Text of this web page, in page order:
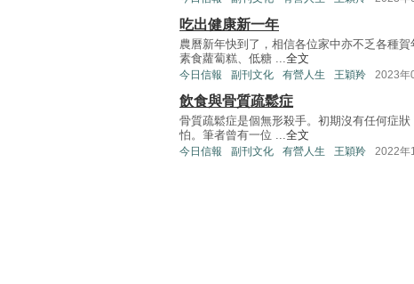
吃出健康新一年
農曆新年快到了，相信各位家中亦不乏各種
素食蘿蔔糕、低糖 ...全文
今日信報 副刊文化 有營人生 王穎羚 2023年
飲食與骨質疏鬆症
骨質疏鬆症是個無形殺手。初期沒有任何症
怕。筆者曾有一位 ...全文
今日信報 副刊文化 有營人生 王穎羚 2022年